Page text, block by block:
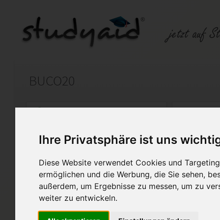
Ihre Privatsphäre ist uns
Diese Website verwendet Cookies und
ermöglichen und die Werbung, die Sie sehen,
außerdem, um Ergebnisse zu messen, um zu
weiter zu entwickeln.
BUCO20
Auf StudyAid.de verkaufen
Startseite Psychologie
4-Felder-Aufstellung (Arbeit mit
Als Gedankenanstoss für die
Einsendeaufgabe wurde mit
bewertet. Mit wertvollen